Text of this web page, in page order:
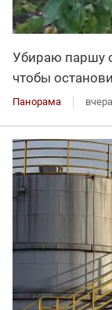
Убираю паршу
чтобы
Панорама